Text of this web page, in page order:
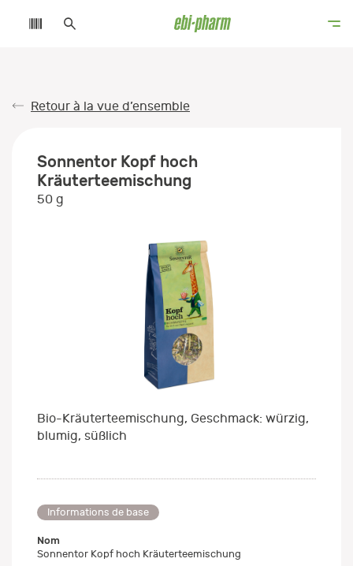
Retour à la vue d’ensemble
Sonnentor Kopf hoch
Kräuterteemischung
50 g
Bio-Kräuterteemischung, Geschmack: würzig,
blumig, süßlich
Informations de base
Nom
Sonnentor Kopf hoch Kräuterteemischung